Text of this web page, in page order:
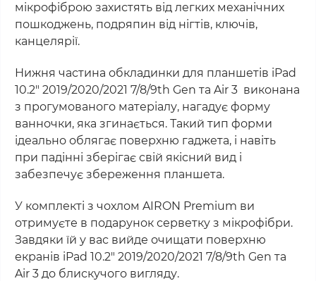
мікрофіброю захистять від легких механічних
пошкоджень, подряпин від нігтів, ключів,
канцелярії.
Нижня частина обкладинки для планшетів iPad
10.2" 2019/2020/2021 7/8/9th Gen та Air 3 виконана
з прогумованого матеріалу, нагадує форму
ванночки, яка згинається. Такий тип форми
ідеально облягає поверхню гаджета, і навіть
при падінні зберігає свій якісний вид і
забезпечує збереження планшета.
У комплекті з чохлом AIRON Premium ви
отримуєте в подарунок серветку з мікрофібри.
Завдяки їй у вас вийде очищати поверхню
екранів iPad 10.2" 2019/2020/2021 7/8/9th Gen та
Air 3 до блискучого вигляду.